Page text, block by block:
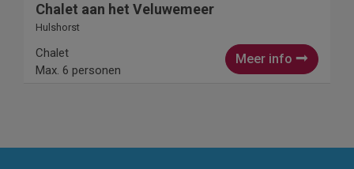
Chalet aan het Veluwemeer
Hulshorst
Meer info
Chalet
Max. 6 personen